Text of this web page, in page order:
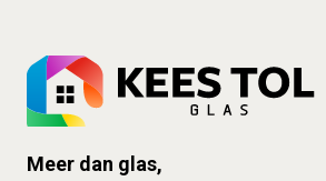
Meer dan glas,